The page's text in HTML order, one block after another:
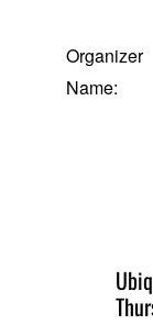
Organizer
Name: